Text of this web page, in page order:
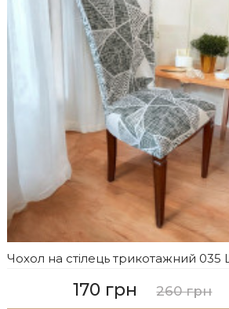
Чохол на стілець трикотажний 035
170 грн 260 грн